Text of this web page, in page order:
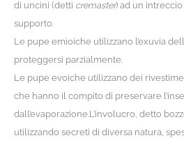
di uncini (detti cremaster) ad un
supporto.
Le pupe emioiche utilizzano l’exuvia
proteggersi parzialmente.
Le pupe evoiche utilizzano dei
che hanno il compito di preservare
dall’evaporazione.L’involucro, detto
utilizzando secreti di diversa natura,